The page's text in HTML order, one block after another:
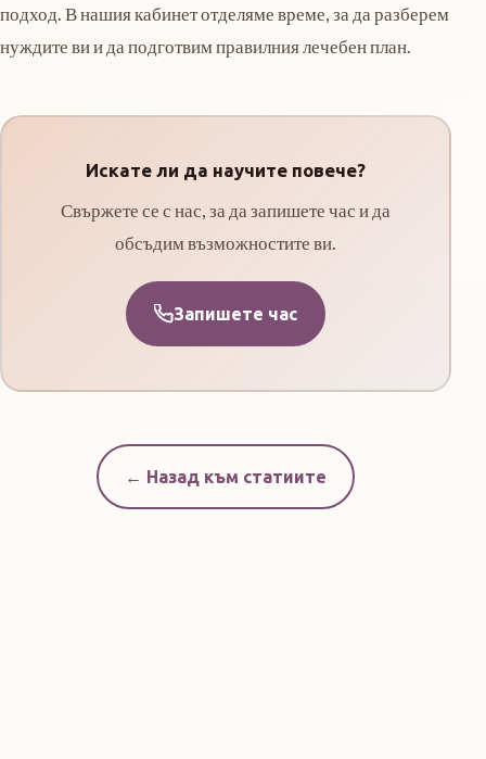
подход. В нашия кабинет отделяме време, за да разберем
нуждите ви и да подготвим правилния лечебен план.
Искате ли да научите повече?
Свържете се с нас, за да запишете час и да
обсъдим възможностите ви.
Запишете час
← Назад към статиите